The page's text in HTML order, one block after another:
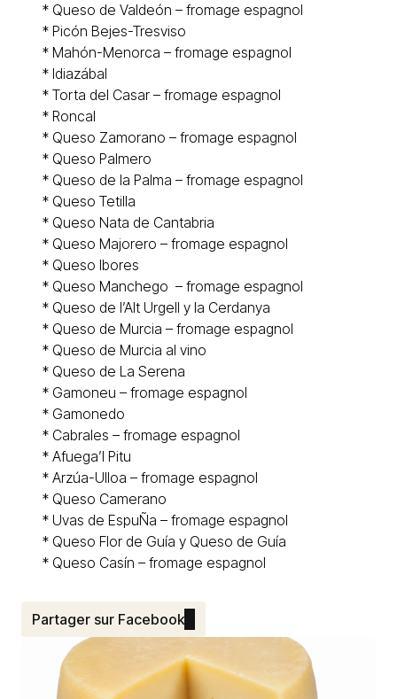
* Queso de Valdeón – fromage espagnol
* Picón Bejes-Tresviso
* Mahón-Menorca – fromage espagnol
* Idiazábal
* Torta del Casar – fromage espagnol
* Roncal
* Queso Zamorano – fromage espagnol
* Queso Palmero
* Queso de la Palma – fromage espagnol
* Queso Tetilla
* Queso Nata de Cantabria
* Queso Majorero – fromage espagnol
* Queso Ibores
* Queso Manchego – fromage espagnol
* Queso de l’Alt Urgell y la Cerdanya
* Queso de Murcia – fromage espagnol
* Queso de Murcia al vino
* Queso de La Serena
* Gamoneu – fromage espagnol
* Gamonedo
* Cabrales – fromage espagnol
* Afuega’l Pitu
* Arzúa-Ulloa – fromage espagnol
* Queso Camerano
* Uvas de EspuÑa – fromage espagnol
* Queso Flor de Guía y Queso de Guía
* Queso Casín – fromage espagnol
Partager sur Facebook